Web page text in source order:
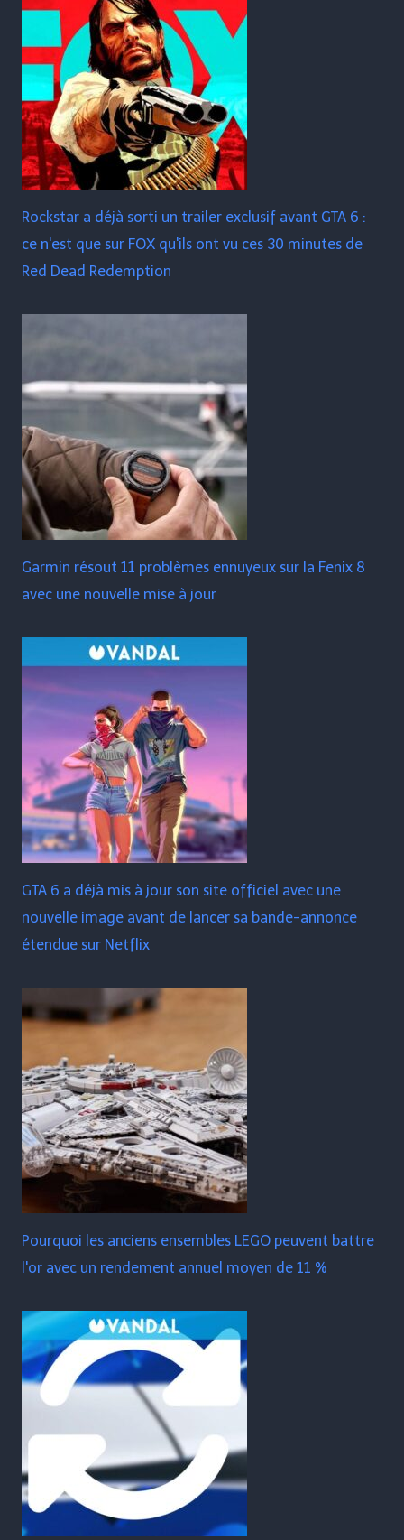
Rockstar a déjà sorti un trailer exclusif avant GTA 6 :
ce n'est que sur FOX qu'ils ont vu ces 30 minutes de
Red Dead Redemption
Garmin résout 11 problèmes ennuyeux sur la Fenix ​​​​8
avec une nouvelle mise à jour
GTA 6 a déjà mis à jour son site officiel avec une
nouvelle image avant de lancer sa bande-annonce
étendue sur Netflix
Pourquoi les anciens ensembles LEGO peuvent battre
l'or avec un rendement annuel moyen de 11 %